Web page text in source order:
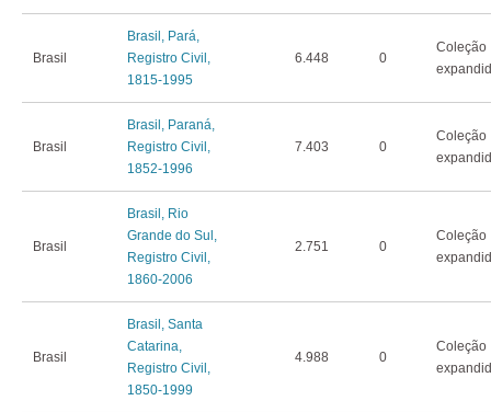
Brasil
Brasil, Pará,
Registro Civil,
1815-1995
6.448 0
Coleção
Brasil
Brasil, Paraná,
Registro Civil,
1852-1996
7.403 0
Coleção
Brasil
Brasil, Rio
Grande do Sul,
Registro Civil,
1860-2006
2.751 0
Coleção
Brasil
Brasil, Santa
Catarina,
Registro Civil,
1850-1999
4.988 0
Coleção